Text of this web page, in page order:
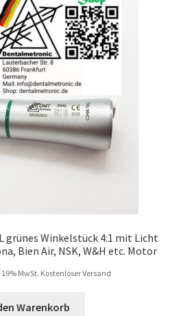
grünes Winkelstück 4:1 mit Licht
Bien Air, NSK, W&H etc. Motor
19% MwSt. Kostenloser Versand
Warenkorb